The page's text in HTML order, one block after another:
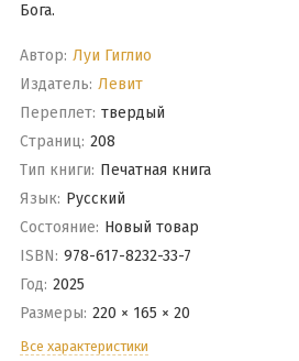
Бога.
Автор: Луи Гиглио
Издатель: Левит
Переплет: твердый
Cтраниц: 208
Тип книги: Печатная книга
Язык: Русский
Состояние: Новый товар
ISBN: 978-617-8232-33-7
Год: 2025
Размеры: 220 × 165 × 20
Все характеристики